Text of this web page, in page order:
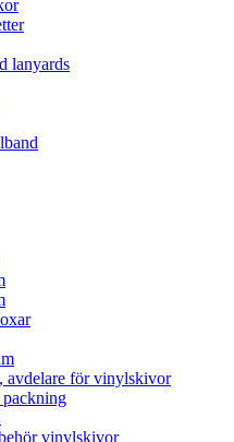
lanyards
avdelare för vinylskivor
vinylskivor